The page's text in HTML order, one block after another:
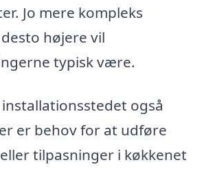
Jo mere kompleks
højere vil
typisk være.
også
er behov for at udføre
tilpasninger i køkkenet